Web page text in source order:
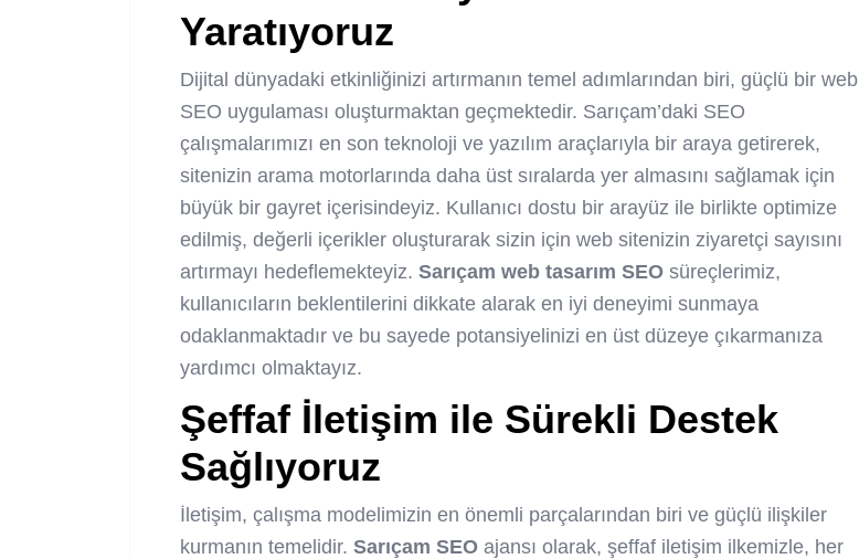
Yaratıyoruz
Dijital dünyadaki etkinliğinizi artırmanın temel adımlarından biri, güçlü bir web
SEO uygulaması oluşturmaktan geçmektedir. Sarıçam’daki SEO
çalışmalarımızı en son teknoloji ve yazılım araçlarıyla bir araya getirerek,
sitenizin arama motorlarında daha üst sıralarda yer almasını sağlamak için
büyük bir gayret içerisindeyiz. Kullanıcı dostu bir arayüz ile birlikte optimize
edilmiş, değerli içerikler oluşturarak sizin için web sitenizin ziyaretçi sayısını
artırmayı hedeflemekteyiz. Sarıçam web tasarım SEO süreçlerimiz,
kullanıcıların beklentilerini dikkate alarak en iyi deneyimi sunmaya
odaklanmaktadır ve bu sayede potansiyelinizi en üst düzeye çıkarmanıza
yardımcı olmaktayız.
Şeffaf İletişim ile Sürekli Destek
Sağlıyoruz
İletişim, çalışma modelimizin en önemli parçalarından biri ve güçlü ilişkiler
kurmanın temelidir. Sarıçam SEO ajansı olarak, şeffaf iletişim ilkemizle, her